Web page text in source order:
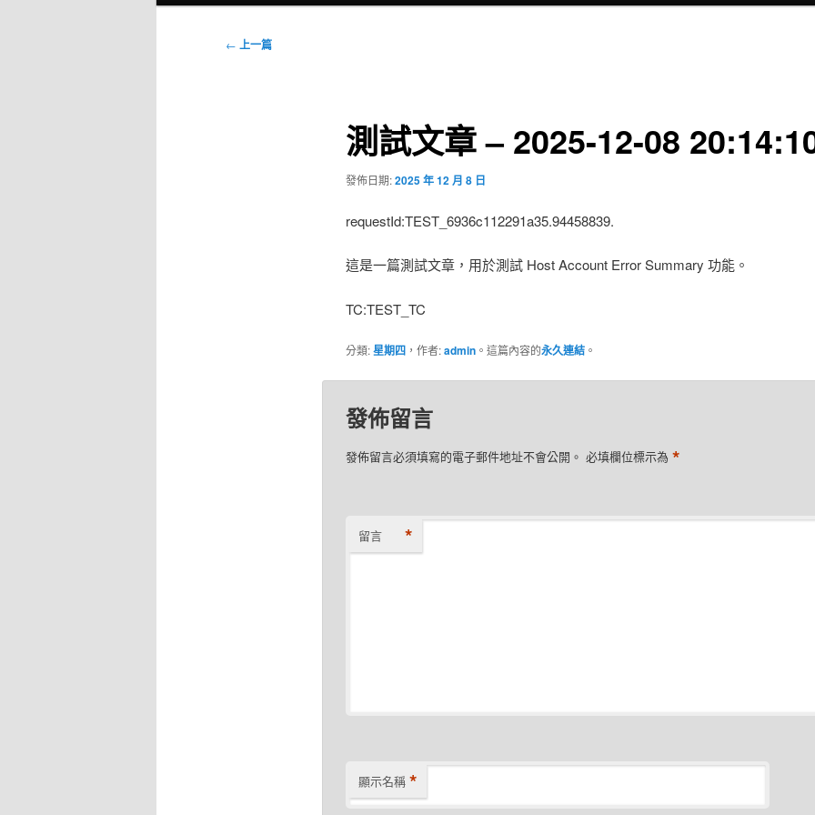
文
← 上一篇
測試文章 – 2025-12-08
發佈日期:2025 年 12 月 8 日
requestId:TEST_6936c112291a35.94458839.
這是一篇測試文章，用於測試 Host Account Error Summary 功能。
TC:TEST_TC
分類:星期四，作者:admin。這篇內容的永久連結。
發佈留言
發佈留言必須填寫的電子郵件地址不會公開。 必填欄位標示為 *
留言 *
顯示名稱 *